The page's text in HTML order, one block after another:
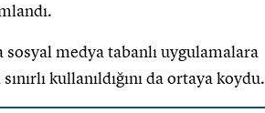
sosyal medya tabanlı uygulamalara
kullanıldığını da ortaya koydu.